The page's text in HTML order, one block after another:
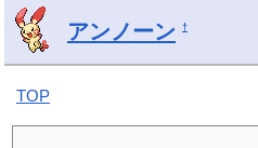
アンノーン †
TOP